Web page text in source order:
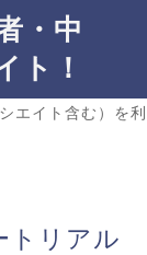
・中
ト！
エイト含む）を利
トリアル